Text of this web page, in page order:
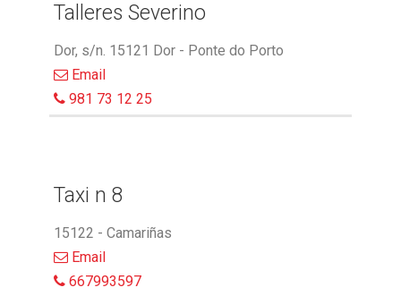
Talleres Severino
Dor, s/n. 15121 Dor - Ponte do Porto
Email
981 73 12 25
Taxi n 8
15122 - Camariñas
Email
667993597